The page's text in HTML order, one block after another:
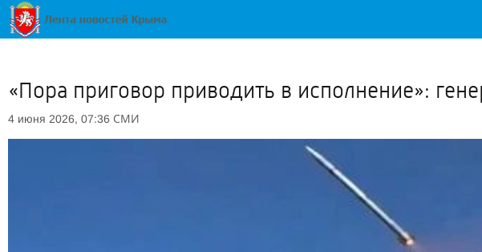
«Пора приговор приводить в исполнение»:
4 июня 2026, 07:36 СМИ